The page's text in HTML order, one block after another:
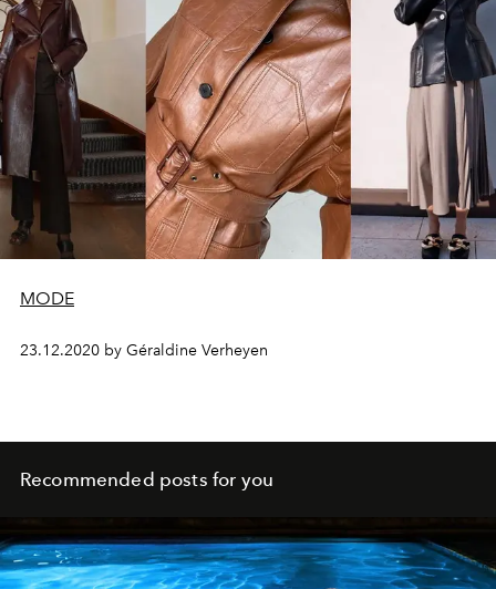
MODE
23.12.2020 by Géraldine Verheyen
Recommended posts for you